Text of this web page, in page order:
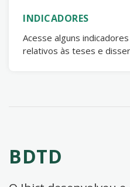
INDICADORES
Acesse alguns
relativos às teses e
BDTD